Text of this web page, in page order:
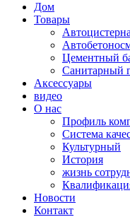
Дом
Товары
Автоцистерна
Цементный
Санитарный
Аксессуары
видео
О нас
Профиль
Система
Культурный
История
жизнь
Новости
Контакт